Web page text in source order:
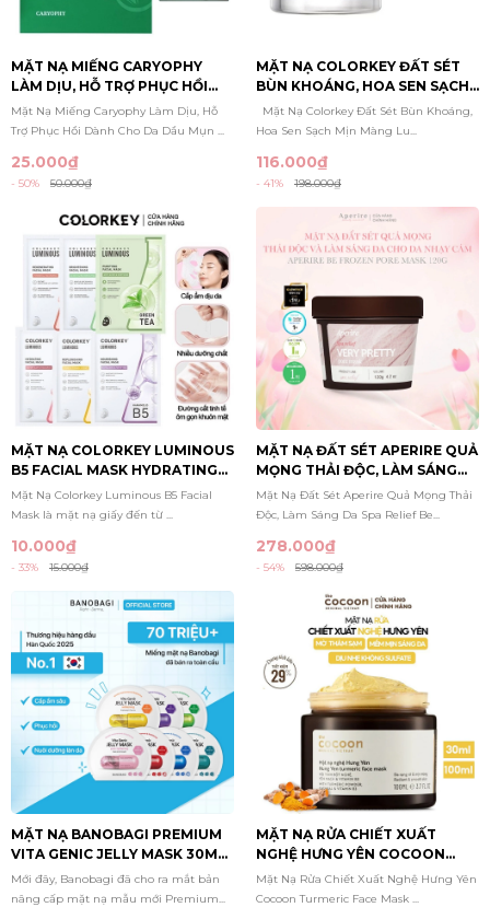
MẶT NẠ MIẾNG CARYOPHY
LÀM DỊU, HỖ TRỢ PHỤC HỒI
DÀNH CHO DA DẦU MỤN
PORTULACA MASK SHEET 22G
Mặt Nạ Miếng Caryophy Làm Dịu, Hỗ
Trợ Phục Hồi Dành Cho Da Dầu Mụn ...
25.000₫
- 50% 50.000₫
MẶT NẠ COLORKEY ĐẤT SÉT
BÙN KHOÁNG, HOA SEN SẠCH
MỊN MÀNG LUMINOUS
CLEANSING CLAY MASK 60G
Mặt Nạ Colorkey Đất Sét Bùn Khoáng,
Hoa Sen Sạch Mịn Màng Lu...
116.000₫
- 41% 198.000₫
MẶT NẠ COLORKEY LUMINOUS
B5 FACIAL MASK HYDRATING
25ML
Mặt Nạ Colorkey Luminous B5 Facial
Mask là mặt nạ giấy đến từ ...
10.000₫
- 33% 15.000₫
MẶT NẠ ĐẤT SÉT APERIRE QUẢ
MỌNG THẢI ĐỘC, LÀM SÁNG
DA SPA RELIEF BERRY PRETTY
PORE MASK 120G
Mặt Nạ Đất Sét Aperire Quả Mọng Thải
Độc, Làm Sáng Da Spa Relief Be...
278.000₫
- 54% 598.000₫
MẶT NẠ BANOBAGI PREMIUM
VITA GENIC JELLY MASK 30ML
(MẪU MỚI)
Mới đây, Banobagi đã cho ra mắt bản
nâng cấp mặt nạ mẫu mới Premium...
MẶT NẠ RỬA CHIẾT XUẤT
NGHỆ HƯNG YÊN COCOON
TURMERIC FACE MASK
Mặt Nạ Rửa Chiết Xuất Nghệ Hưng Yên
Cocoon Turmeric Face Mask ...